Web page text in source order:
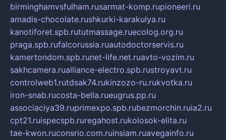
birminghamvsfulham.rusarmat-komp.rupioneeri.ru
amadis-chocolate.rushkurki-karakulya.ru
kanotiforet.spb.rututmassage.ruecolog.org.ru
praga.spb.rufalcorussia.ruautodoctorservis.ru
kamertondom.spb.runet-life.net.ruavto-vozim.ru
sakhcamera.rualliance-electro.spb.rustroyavt.ru
controlweb1.rutdsak74.rukinzozo-ru.rukvotka.ru
iron-snab.rucosta-bella.rueugrus.pp.ru
associaciya39.ruprimexpo.spb.rubezmorchin.ruia2.ru
cpt21.ruispecspb.ruregahost.rukolosok-elita.ru
tae-kwon.ruconsrio.com.ruinsiam.ruavegainfo.ru